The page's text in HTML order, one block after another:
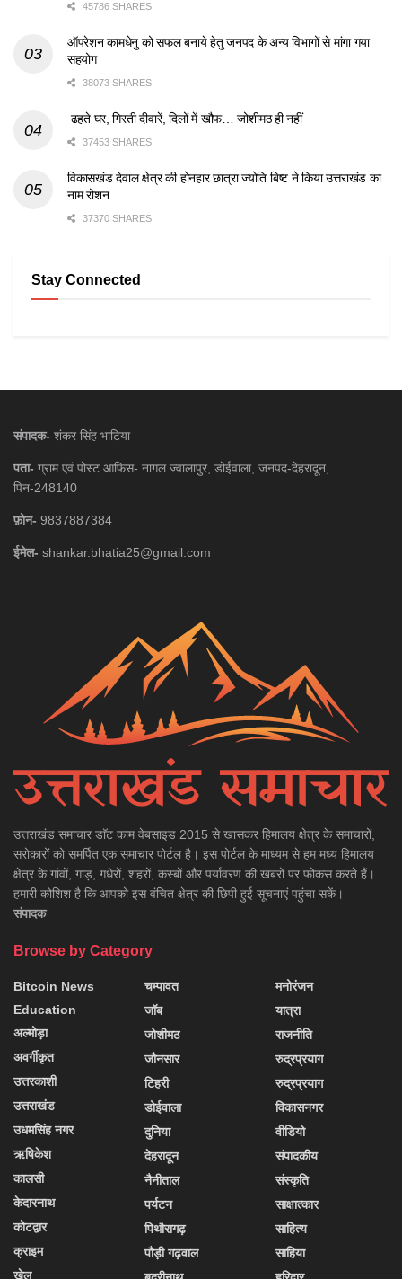
45786 SHARES
ऑपरेशन कामधेनु को सफल बनाये हेतु जनपद के अन्य विभागों से मांगा गया
सहयोग
38073 SHARES
ढहते घर, गिरती दीवारें, दिलों में खौफ… जोशीमठ ही नहीं
37453 SHARES
विकासखंड देवाल क्षेत्र की होनहार छात्रा ज्योति बिष्ट ने किया उत्तराखंड का
नाम रोशन
37370 SHARES
Stay Connected
संपादक- शंकर सिंह भाटिया
पता- ग्राम एवं पोस्ट आफिस- नागल ज्वालापुर, डोईवाला, जनपद-देहरादून,
पिन-248140
फ़ोन- 9837887384
ईमेल- shankar.bhatia25@gmail.com
उत्तराखंड समाचार डाॅट काम वेबसाइड 2015 से खासकर हिमालय क्षेत्र के समाचारों,
सरोकारों को समर्पित एक समाचार पोर्टल है। इस पोर्टल के माध्यम से हम मध्य हिमालय
क्षेत्र के गांवों, गाड़, गधेरों, शहरों, कस्बों और पर्यावरण की खबरों पर फोकस करते हैं।
हमारी कोशिश है कि आपको इस वंचित क्षेत्र की छिपी हुई सूचनाएं पहुंचा सकें।
संपादक
Browse by Category
Bitcoin News
Education
अल्मोड़ा
अवर्गीकृत
उत्तरकाशी
उत्तराखंड
उधमसिंह नगर
ऋषिकेश
कालसी
केदारनाथ
कोटद्वार
क्राइम
खेल
चम्पावत
जॉब
जोशीमठ
जौनसार
टिहरी
डोईवाला
दुनिया
देहरादून
नैनीताल
पर्यटन
पिथौरागढ़
पौड़ी गढ़वाल
मनोरंजन
यात्रा
राजनीति
रुद्रप्रयाग
रुद्रप्रयाग
विकासनगर
वीडियो
संपादकीय
संस्कृति
साक्षात्कार
साहित्य
साहिया